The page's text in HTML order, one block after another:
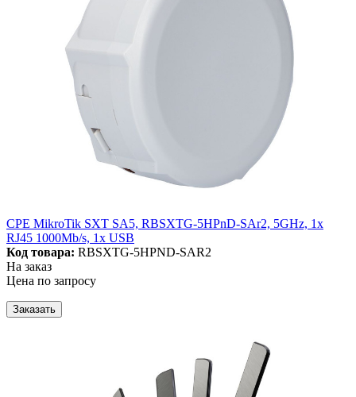
CPE MikroTik SXT SA5, RBSXTG-5HPnD-SAr2, 5GHz, 1x
RJ45 1000Mb/s, 1x USB
Код товара: RBSXTG-5HPND-SAR2
На заказ
Цена по запросу
Заказать